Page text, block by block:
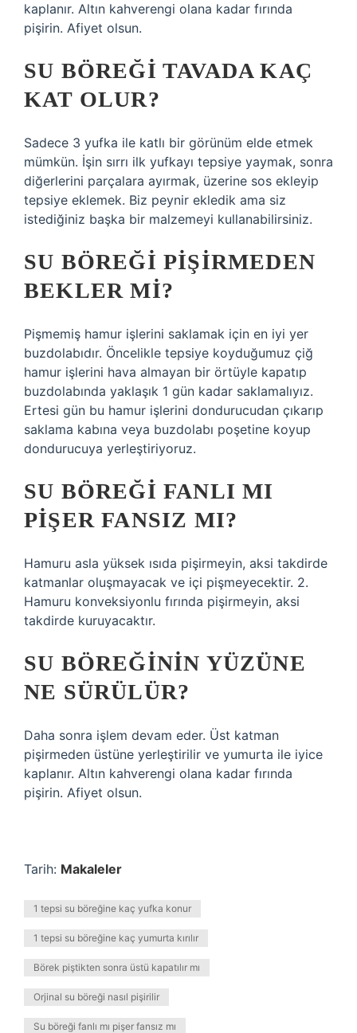
kaplanır. Altın kahverengi olana kadar fırında
pişirin. Afiyet olsun.
SU BÖREĞI TAVADA KAÇ
KAT OLUR?
Sadece 3 yufka ile katlı bir görünüm elde etmek
mümkün. İşin sırrı ilk yufkayı tepsiye yaymak, sonra
diğerlerini parçalara ayırmak, üzerine sos ekleyip
tepsiye eklemek. Biz peynir ekledik ama siz
istediğiniz başka bir malzemeyi kullanabilirsiniz.
SU BÖREĞI PIŞIRMEDEN
BEKLER MI?
Pişmemiş hamur işlerini saklamak için en iyi yer
buzdolabıdır. Öncelikle tepsiye koyduğumuz çiğ
hamur işlerini hava almayan bir örtüyle kapatıp
buzdolabında yaklaşık 1 gün kadar saklamalıyız.
Ertesi gün bu hamur işlerini dondurucudan çıkarıp
saklama kabına veya buzdolabı poşetine koyup
dondurucuya yerleştiriyoruz.
SU BÖREĞI FANLI MI
PIŞER FANSIZ MI?
Hamuru asla yüksek ısıda pişirmeyin, aksi takdirde
katmanlar oluşmayacak ve içi pişmeyecektir. 2.
Hamuru konveksiyonlu fırında pişirmeyin, aksi
takdirde kuruyacaktır.
SU BÖREĞININ YÜZÜNE
NE SÜRÜLÜR?
Daha sonra işlem devam eder. Üst katman
pişirmeden üstüne yerleştirilir ve yumurta ile iyice
kaplanır. Altın kahverengi olana kadar fırında
pişirin. Afiyet olsun.
Tarih: Makaleler
1 tepsi su böreğine kaç yufka konur
1 tepsi su böreğine kaç yumurta kırılır
Börek piştikten sonra üstü kapatılır mı
Orjinal su böreği nasıl pişirilir
Su böreği fanlı mı pişer fansız mı